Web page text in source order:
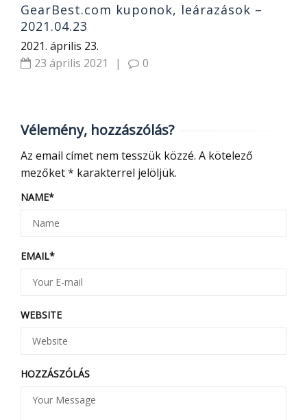
GearBest.com kuponok, leárazások –
2021.04.23
2021. április 23.
23 április 2021
| 0
Vélemény, hozzászólás?
Az email címet nem tesszük közzé. A kötelező
mezőket* karakterrel jelöljük.
NAME*
EMAIL*
WEBSITE
HOZZÁSZÓLÁS